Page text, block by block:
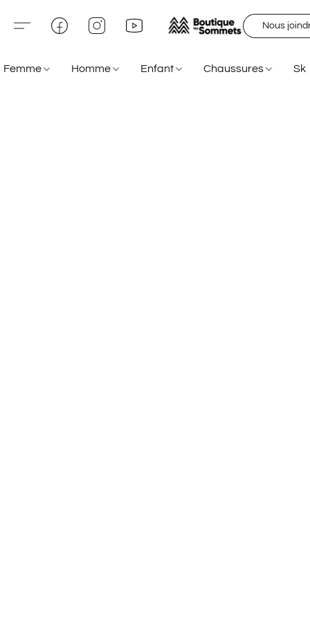
Nous
Femme Homme Enfant Chaussures